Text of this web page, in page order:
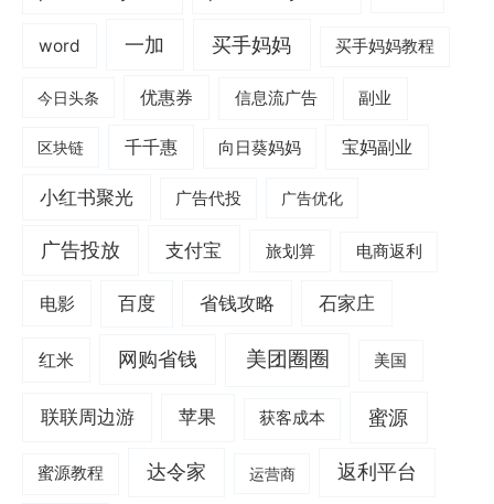
word 一加 买手妈妈 买手妈妈教程
今日头条 优惠券 信息流广告 副业
区块链 千千惠 向日葵妈妈 宝妈副业
小红书聚光 广告代投 广告优化
广告投放 支付宝 旅划算 电商返利
电影 百度 省钱攻略 石家庄
红米 网购省钱 美团圈圈 美国
联联周边游 苹果 获客成本 蜜源
蜜源教程 达令家 运营商 返利平台